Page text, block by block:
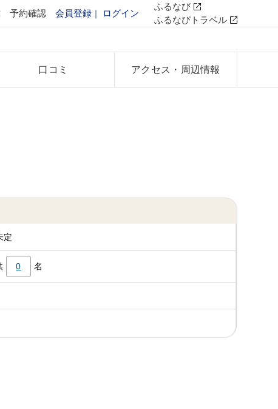
予約確認 会員登録 ログイン
ふるなび
ふるなびトラベル
口コミ アクセス ・周辺情報
定
0 名